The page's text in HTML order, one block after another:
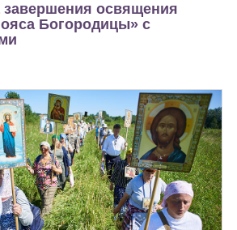
освящения
Богородицы» с